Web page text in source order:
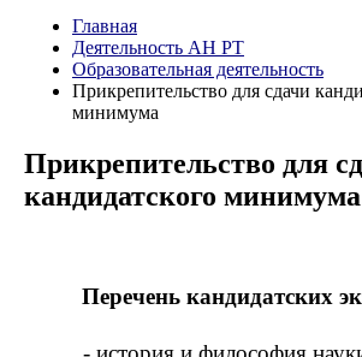
Главная
Деятельность АН РТ
Образовательная деятельность
Прикрепительство для сдачи
минимума
Прикрепительство для
кандидатского минимума
Перечень кандидатских